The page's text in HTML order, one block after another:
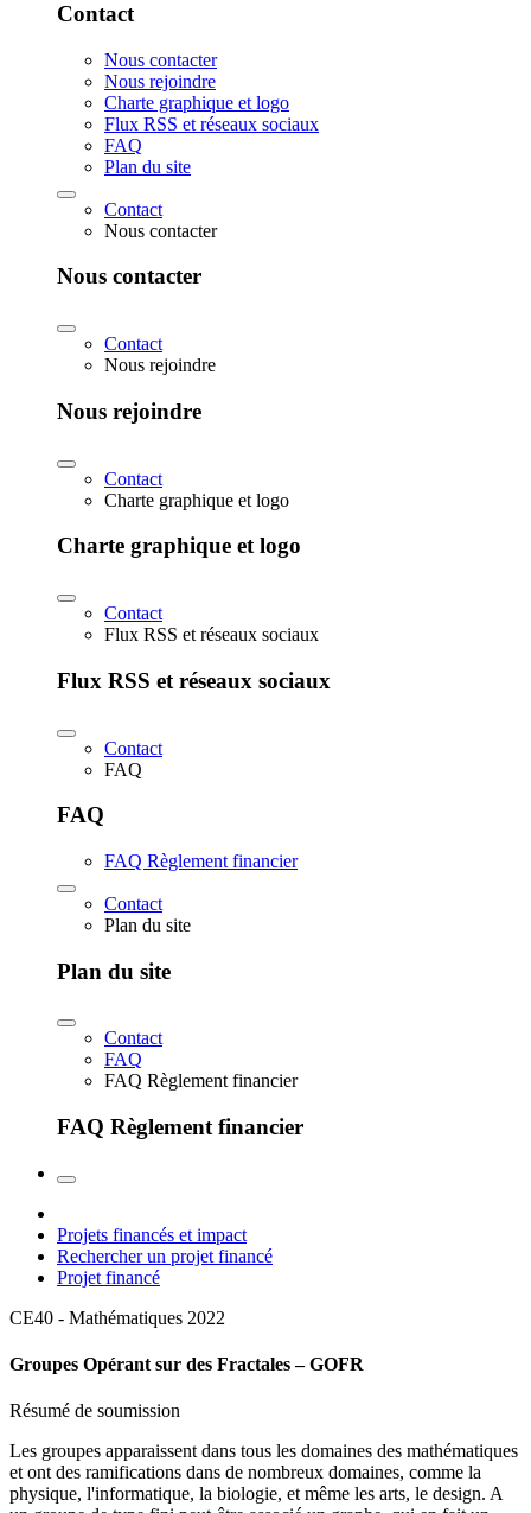
Contact
Nous contacter
Nous rejoindre
Charte graphique et logo
Flux RSS et réseaux sociaux
FAQ
Plan du site
Contact
Nous contacter
Nous contacter
Contact
Nous rejoindre
Nous rejoindre
Contact
Charte graphique et logo
Charte graphique et logo
Contact
Flux RSS et réseaux sociaux
Flux RSS et réseaux sociaux
Contact
FAQ
FAQ
FAQ Règlement financier
Contact
Plan du site
Plan du site
Contact
FAQ
FAQ Règlement financier
FAQ Règlement financier
Projets financés et impact
Rechercher un projet financé
Projet financé
CE40 - Mathématiques 2022
Groupes Opérant sur des Fractales – GOFR
Résumé de soumission
Les groupes apparaissent dans tous les domaines des mathématiques
et ont des ramifications dans de nombreux domaines, comme la
physique, l'informatique, la biologie, et même les arts, le design. A